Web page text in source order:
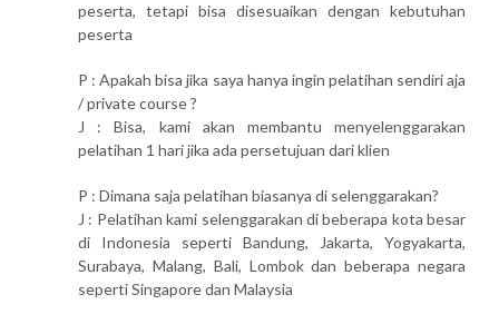
peserta, tetapi bisa disesuaikan dengan kebutuhan
peserta
P : Apakah bisa jika saya hanya ingin pelatihan sendiri aja
/ private course ?
J : Bisa, kami akan membantu menyelenggarakan
pelatihan 1 hari jika ada persetujuan dari klien
P : Dimana saja pelatihan biasanya di selenggarakan?
J : Pelatihan kami selenggarakan di beberapa kota besar
di Indonesia seperti Bandung, Jakarta, Yogyakarta,
Surabaya, Malang, Bali, Lombok dan beberapa negara
seperti Singapore dan Malaysia